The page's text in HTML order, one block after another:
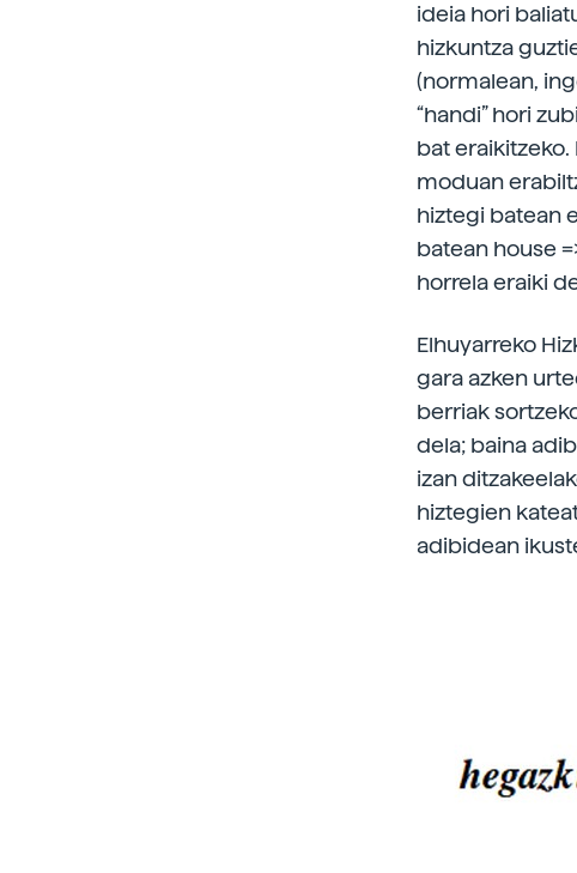
ideia hori
hizkuntza
(normalean,
“handi” hori
bat
moduan
hiztegi batean
batean house
horrela eraiki
Elhuyarreko
gara azken
berriak
dela; baina
izan
hiztegien
adibidean